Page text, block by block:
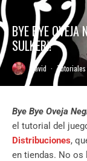
BYE BYE OVEJA
SULKER!!
David · Tutoriales
Bye Bye Oveja
el tutorial del
Distribuciones,
en tiendas. No os